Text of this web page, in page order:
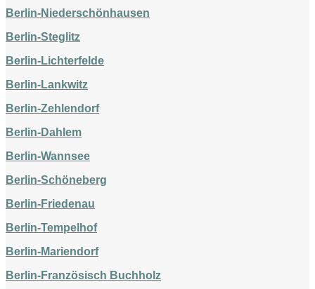
Berlin-Niederschönhausen
Berlin-Steglitz
Berlin-Lichterfelde
Berlin-Lankwitz
Berlin-Zehlendorf
Berlin-Dahlem
Berlin-Wannsee
Berlin-Schöneberg
Berlin-Friedenau
Berlin-Tempelhof
Berlin-Mariendorf
Berlin-Französisch Buchholz